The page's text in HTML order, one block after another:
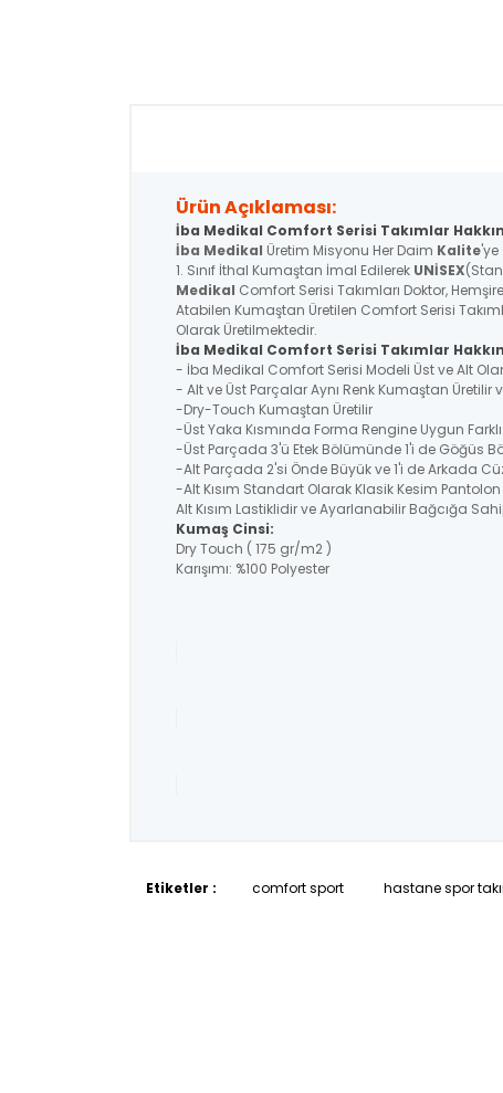
Ürün Açıklaması:
İba Medikal Comfort Serisi Takımlar
İba Medikal Üretim Misyonu Her Daim Kalite
1. Sınıf İthal Kumaştan İmal Edilerek UNİSEX
Medikal Comfort Serisi Takımları Doktor,
Atabilen Kumaştan Üretilen Comfort Serisi
Olarak Üretilmektedir.
İba Medikal Comfort Serisi Takımlar
- İba Medikal Comfort Serisi Modeli Üst ve Alt
- Alt ve Üst Parçalar Aynı Renk Kumaştan Üretilir
-Dry-Touch Kumaştan Üretilir
-Üst Yaka Kısmında Forma Rengine Uygun
-Üst Parçada 3'ü Etek Bölümünde 1'i de Göğüs
-Alt Parçada 2'si Önde Büyük ve 1'i de Arkada
-Alt Kısım Standart Olarak Klasik Kesim
Alt Kısım Lastiklidir ve Ayarlanabilir Bağcığa
Kumaş Cinsi:
Dry Touch ( 175 gr/m2 )
Karışımı: %100 Polyester
Etiketler : comfort sport hastane spor